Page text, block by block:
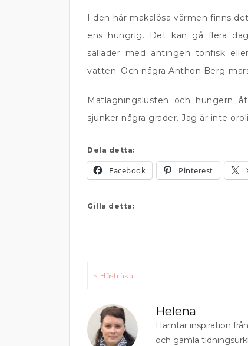
I den här makalösa värmen finns
ens hungrig. Det kan gå flera
sallader med antingen tonfisk
vatten. Och några Anthon Berg-
Matlagningslusten och hungern
sjunker några grader. Jag är inte
Dela detta:
Facebook Pinterest
Gilla detta:
Inläggsnavigering
< Hästräka!
Helena
Hämtar inspiration
och gamla